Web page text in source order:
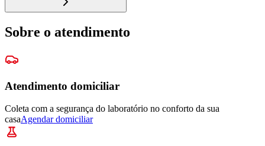
Sobre o atendimento
Atendimento domiciliar
Coleta com a segurança do laboratório no conforto da sua
casaAgendar domiciliar